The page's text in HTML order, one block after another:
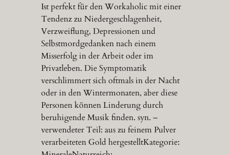
Ist perfekt für den Workaholic mit einer
Tendenz zu Niedergeschlagenheit,
Verzweiflung, Depressionen und
Selbstmordgedanken nach einem
Misserfolg in der Arbeit oder im
Privatleben. Die Symptomatik
verschlimmert sich oftmals in der Nacht
oder in den Wintermonaten, aber diese
Personen können Linderung durch
beruhigende Musik finden. syn. –
verwendeter Teil: aus zu feinem Pulver
verarbeiteten Gold hergestelltKategorie: